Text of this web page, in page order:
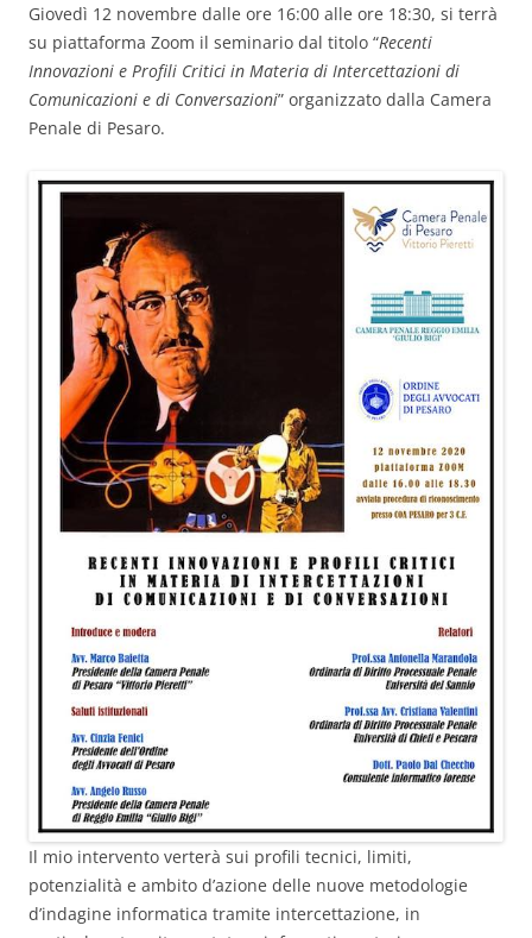
Giovedì 12 novembre dalle ore 16:00 alle ore 18:30, si terrà
su piattaforma Zoom il seminario dal titolo “Recenti
Innovazioni e Profili Critici in Materia di Intercettazioni di
Comunicazioni e di Conversazioni” organizzato dalla Camera
Penale di Pesaro.
Il mio intervento verterà sui profili tecnici, limiti,
potenzialità e ambito d’azione delle nuove metodologie
d’indagine informatica tramite intercettazione, in